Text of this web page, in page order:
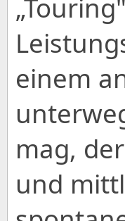
einem
mag,
und